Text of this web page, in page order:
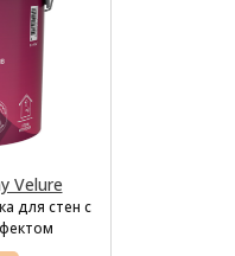
Velure
для стен с